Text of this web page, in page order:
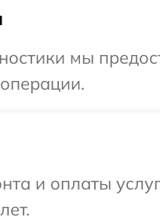
мы
и оплаты